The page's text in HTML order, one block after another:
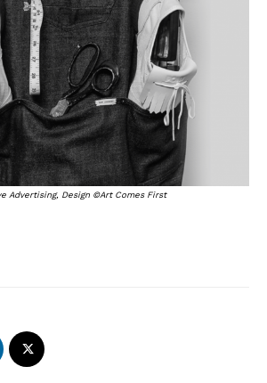
Advertising, Design ©Art Comes First